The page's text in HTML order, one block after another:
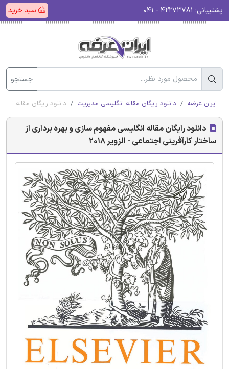
پشتیبانی: سبد خرید
جستجو
ایران عرضه دانلود رایگان مقاله انگلیسی مدیریت دانلود رایگان مقاله
دانلود رایگان مقاله انگلیسی مفهوم سازی و بهره برداری از
ساختار کارآفرینی اجتماعی - الزویر 2018